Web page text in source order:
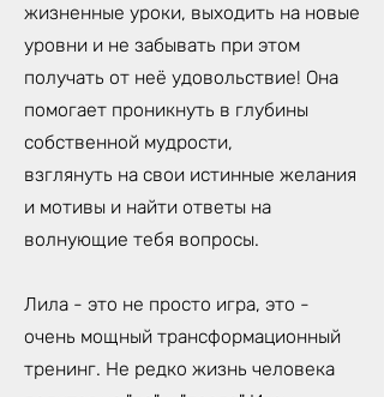
жизненные уроки, выходить на новые
уровни и не забывать при этом
получать от неё удовольствие! Она
помогает проникнуть в глубины
собственной мудрости,
взглянуть на свои истинные желания
и мотивы и найти ответы на
волнующие тебя вопросы.
Лила - это не просто игра, это -
очень мощный трансформационный
тренинг. Не редко жизнь человека